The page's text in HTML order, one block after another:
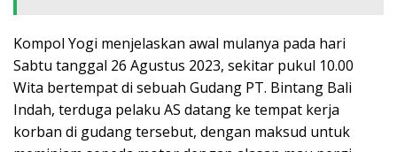
Kompol Yogi menjelaskan awal mulanya pada hari
Sabtu tanggal 26 Agustus 2023, sekitar pukul 10.00
Wita bertempat di sebuah Gudang PT. Bintang Bali
Indah, terduga pelaku AS datang ke tempat kerja
korban di gudang tersebut, dengan maksud untuk